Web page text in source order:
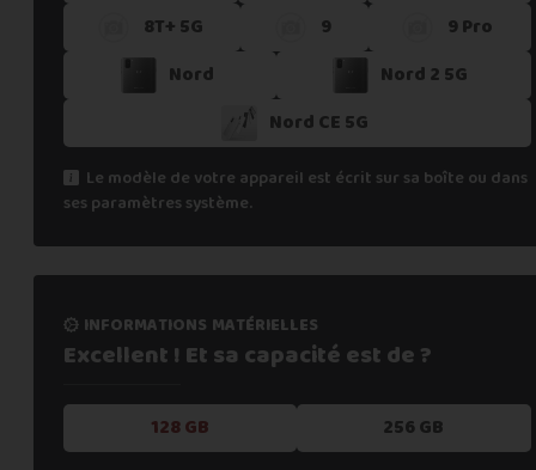
Si vous ne trouvez pas une offre correspondant aux
Vous pouvez éventuellement nous contacter.
8T+ 5G
9
9 Pro
Nord
Nord 2 5G
Nord CE 5G
Le modèle de votre appareil est écrit sur sa boîte ou dans
ses paramètres système.
informations matérielles
Excellent ! Et sa capacitéest de ?
128 GB 256 GB